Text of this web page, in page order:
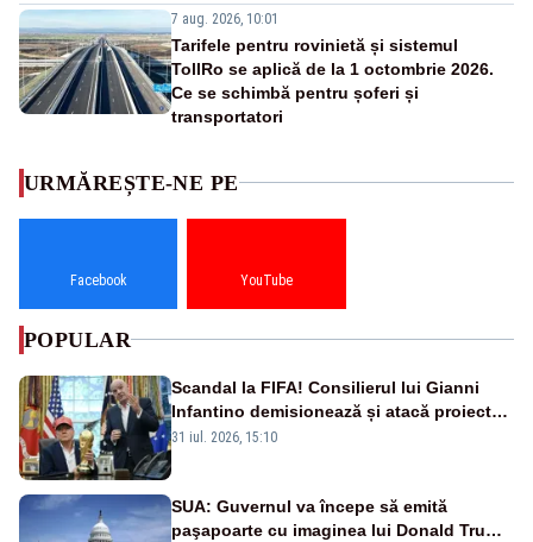
7 aug. 2026, 10:01
Tarifele pentru rovinietă și sistemul
TollRo se aplică de la 1 octombrie 2026.
Ce se schimbă pentru șoferi și
transportatori
URMĂREȘTE-NE PE
Facebook YouTube
POPULAR
Scandal la FIFA! Consilierul lui Gianni
Infantino demisionează și atacă proiectul
privind investitorii străini
31 iul. 2026, 15:10
SUA: Guvernul va începe să emită
paşapoarte cu imaginea lui Donald Trump